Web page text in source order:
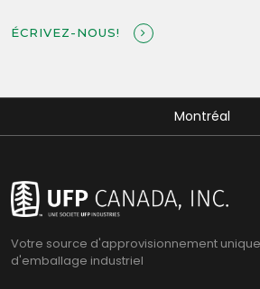
ÉCRIVEZ-NOUS!
Montréal
Votre source d'approvisionnement
d'emballage industriel